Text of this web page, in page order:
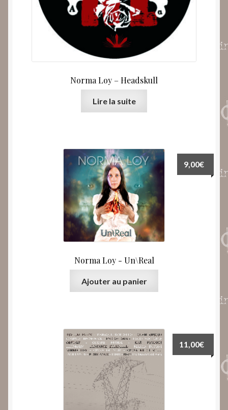
Norma Loy – Headskull
Lire la suite
Norma Loy ‎- Un\Real
9,00€
Ajouter au panier
11,00€